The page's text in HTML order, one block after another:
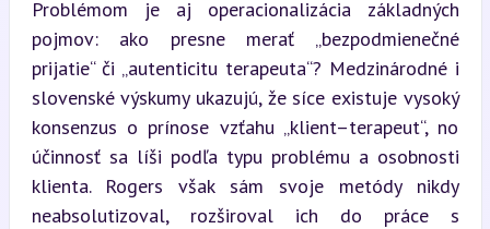
Problémom je aj operacionalizácia základných
pojmov: ako presne merať „bezpodmienečné
prijatie“ či „autenticitu terapeuta“? Medzinárodné i
slovenské výskumy ukazujú, že síce existuje vysoký
konsenzus o prínose vzťahu „klient–terapeut“, no
účinnosť sa líši podľa typu problému a osobnosti
klienta. Rogers však sám svoje metódy nikdy
neabsolutizoval, rozširoval ich do práce s